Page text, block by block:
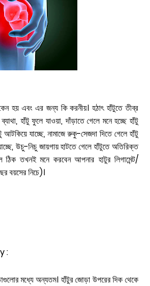
হয় এবং এর জন্য কি করনীয়। হঠাৎ হাঁটুতে তীব্র
হাঁটু ফুলে যাওয়া, দাঁড়াতে গেলে মনে হচ্ছে হাঁটু
আটকিয়ে যাচ্ছে, নামাজে রুকু-সেজদা দিতে গেলে হাঁটু
উচু-নিচু জায়গায় হাটতে গেলে হাঁটুতে অতিরিক্ত
তখনই মনে করবেন আপনার হাটুর লিগামেন্ট/
বয়সের নিচে)।
:
মধ্যে অন্যতম। হাঁটুর জোড়া উপরের দিক থেকে